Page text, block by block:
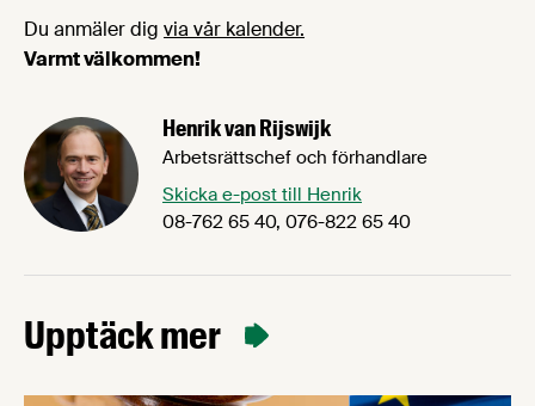
Du anmäler dig via vår kalender.
Varmt välkommen!
Henrik van Rijswijk
Arbetsrättschef och förhandlare
Skicka e-post till Henrik
08-762 65 40, 076-822 65 40
Upptäck mer